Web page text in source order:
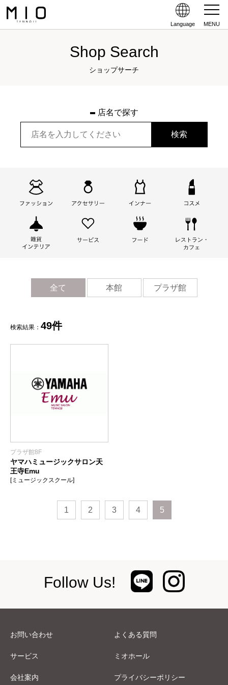
Language MENU
Shop Search
ショップサーチ
店名で探す
全て 本館 プラザ館
検索結果： 49件
プラザ館8F
ヤマハミュージックサロン天
王寺Emu
[ミュージックスクール]
1 2 3 4 5
Follow Us!
お問い合わせ よくある質問
サービス ミオホール
会社案内 プライバシーポリシー